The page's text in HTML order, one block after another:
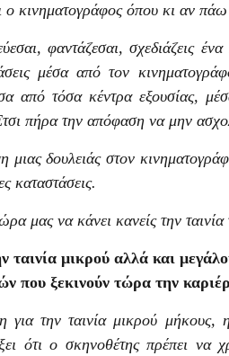
κινηματογράφος όπου κι αν πάω
φαντάζεσαι, σχεδιάζεις
μέσα από τον
από τόσα κέντρα εξουσίας,
πήρα την απόφαση να μην
μιας δουλειάς στον
καταστάσεις.
μας να κάνει κανείς την
ταινία μικρού αλλά και
που ξεκινούν τώρα την
για την ταινία μικρού μήκους,
ότι ο σκηνοθέτης πρέπει να